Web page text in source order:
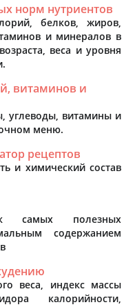
норм нутриентов
белков, жиров,
и минералов в
веса и уровня
витаминов и
углеводы, витамины и
меню.
рецептов
и химический состав
самых полезных
содержанием
веса, индекс массы
калорийности,